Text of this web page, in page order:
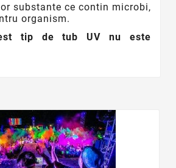
substante ce contin microbi,
organism.
tip de tub UV nu este